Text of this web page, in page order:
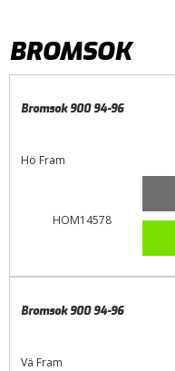
BROMSOK
HOM14578
Bromsok 900 94-96
Hö Fram
Bromsok 900 94-96
Vä Fram